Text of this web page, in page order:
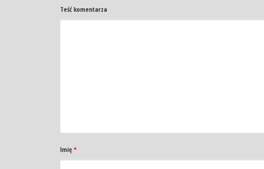
Teść komentarza
Imię *